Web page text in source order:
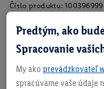
Číslo produktu: 100396999
Zistite svoju veľkosť
Predtým, ako
Spracovanie
My ako prevádzkovateľ
spracúvame vaše údaje